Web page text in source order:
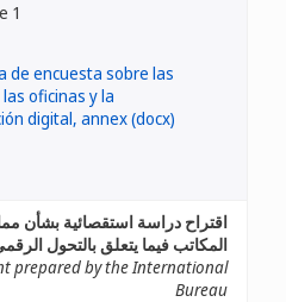
1
اقتراح دراسة استقصائية بشأن
المكاتب فيما يتعلق بالتحول
prepared by the International
Bureau